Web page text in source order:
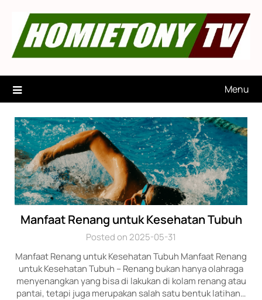
content
Menu
Manfaat Renang untuk Kesehatan Tubuh
Posted on 2025-05-31
Manfaat Renang untuk Kesehatan Tubuh Manfaat Renang
untuk Kesehatan Tubuh – Renang bukan hanya olahraga
menyenangkan yang bisa di lakukan di kolam renang atau
pantai, tetapi juga merupakan salah satu bentuk latihan…